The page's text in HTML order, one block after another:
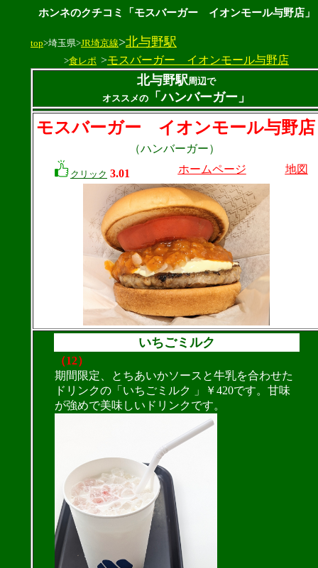
ホンネのクチコミ「モスバーガー イオンモール与野店」
top>埼玉県>JR埼京線>北与野駅
>食レポ >モスバーガー イオンモール与野店
北与野駅周辺で
オススメの
「ハンバーガー」
モスバーガー イオンモール与野店
（ハンバーガー）
クリック 3.01 ホームページ 地図
いちごミルク
（12）
期間限定、とちあいかソースと牛乳を合わせた
ドリンクの「いちごミルク 」￥420です。甘味
が強めで美味しいドリンクです。